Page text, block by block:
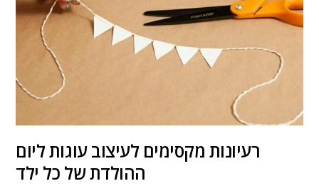
רעיונות מקסימים לעיצוב עוגות ליום
ההולדת של כל ילד